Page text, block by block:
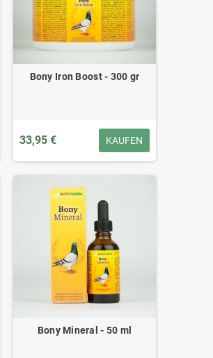
Bony Iron Boost - 300 gr
33,95 € KAUFEN
Bony Mineral - 50 ml